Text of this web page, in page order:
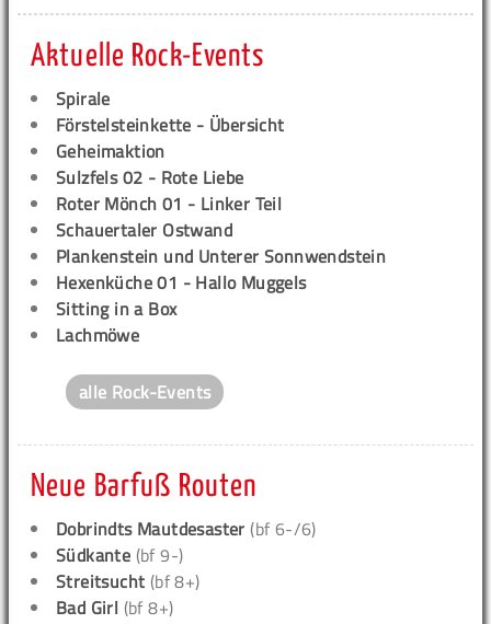
Aktuelle Rock-Events
Spirale
Förstelsteinkette - Übersicht
Geheimaktion
Sulzfels 02 - Rote Liebe
Roter Mönch 01 - Linker Teil
Schauertaler Ostwand
Plankenstein und Unterer Sonnwendstein
Hexenküche 01 - Hallo Muggels
Sitting in a Box
Lachmöwe
alle Rock-Events
Neue Barfuß Routen
Dobrindts Mautdesaster (bf 6-/6)
Südkante (bf 9-)
Streitsucht (bf 8+)
Bad Girl (bf 8+)